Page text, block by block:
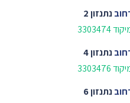
נתנזון 2
3303474
נתנזון 4
3303476
נתנזון 6